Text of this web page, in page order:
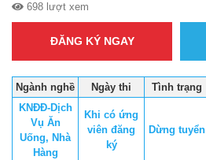
698 lượt xem
ĐĂNG KÝ NGAY
Ngành nghề Ngày thi Tình trạng
KNĐĐ-Dịch
Vụ Ăn
Uống, Nhà
Hàng
Khi có ứng
viên đăng
ký
Dừng tuyển